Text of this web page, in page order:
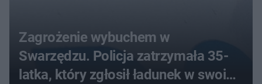
Zagrożenie wybuchem w
Swarzędzu. Policja zatrzymała 35-
latka, który zgłosił ładunek w swoim